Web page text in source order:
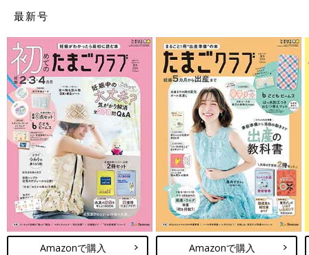
最新号
Amazonで購入 Amazonで購入